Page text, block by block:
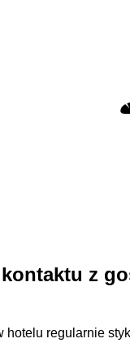
z
hotelu regularnie